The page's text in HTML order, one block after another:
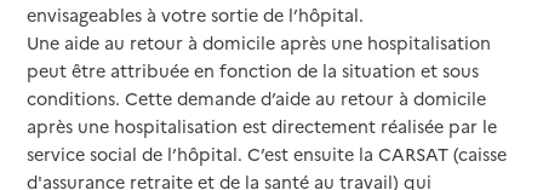
envisageables à votre sortie de l’hôpital.
Une aide au retour à domicile après une hospitalisation
peut être attribuée en fonction de la situation et sous
conditions. Cette demande d’aide au retour à domicile
après une hospitalisation est directement réalisée par le
service social de l’hôpital. C’est ensuite la CARSAT (caisse
d'assurance retraite et de la santé au travail) qui